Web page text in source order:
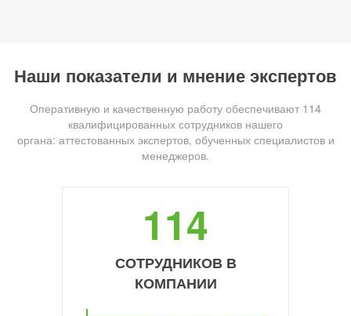
Наши показатели и мнение экспертов
Оперативную и качественную работу обеспечивают 114
квалифицированных сотрудников нашего
органа: аттестованных экспертов, обученных специалистов и
менеджеров.
114
СОТРУДНИКОВ В
КОМПАНИИ